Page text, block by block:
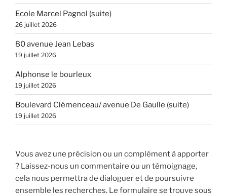
Ecole Marcel Pagnol (suite)
26 juillet 2026
80 avenue Jean Lebas
19 juillet 2026
Alphonse le bourleux
19 juillet 2026
Boulevard Clémenceau/ avenue De Gaulle (suite)
19 juillet 2026
Vous avez une précision ou un complément à apporter
? Laissez-nous un commentaire ou un témoignage,
cela nous permettra de dialoguer et de poursuivre
ensemble les recherches. Le formulaire se trouve sous